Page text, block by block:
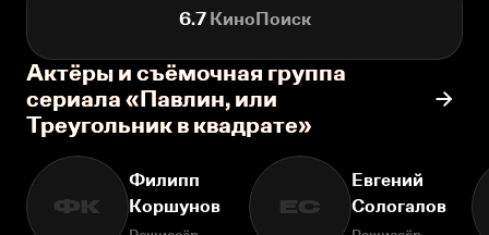
6.7КиноПоиск
Актёры и съёмочная группа
сериала «Павлин, или
Треугольник в квадрате»
ФК
Филипп
Коршунов
ЕС
Евгений
Сологалов